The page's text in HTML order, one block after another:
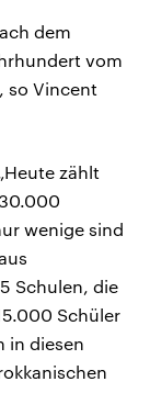
dem
vom
so Vincent
zählt
wenige sind
Schulen, die
Schüler
in diesen